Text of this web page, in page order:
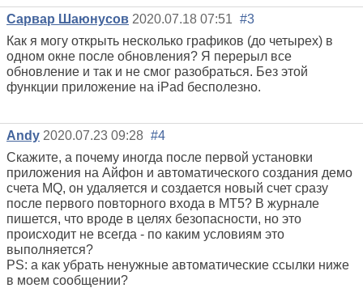
Сарвар Шаюнусов 2020.07.18 07:51 #3
Как я могу открыть несколько графиков (до четырех) в
одном окне после обновления? Я перерыл все
обновление и так и не смог разобраться. Без этой
функции приложение на iPad бесполезно.
Andy 2020.07.23 09:28 #4
Скажите, а почему иногда после первой установки
приложения на Айфон и автоматического создания демо
счета MQ, он удаляется и создается новый счет сразу
после первого повторного входа в МТ5? В журнале
пишется, что вроде в целях безопасности, но это
происходит не всегда - по каким условиям это
выполняется?
PS: а как убрать ненужные автоматические ссылки ниже
в моем сообщении?